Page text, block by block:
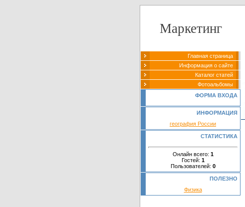
Маркетинг
Главная страница
Информация о сайте
Каталог статей
Фотоальбомы
ФОРМА ВХОДА
ИНФОРМАЦИЯ
география России
СТАТИСТИКА
Онлайн всего: 1
Гостей: 1
Пользователей: 0
ПОЛЕЗНО
Физика